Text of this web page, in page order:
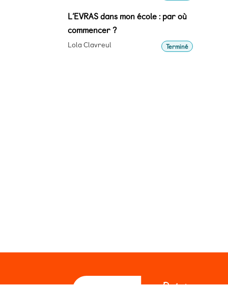
L’EVRAS dans mon école : par où
commencer ?
Lola Clavreul Terminé